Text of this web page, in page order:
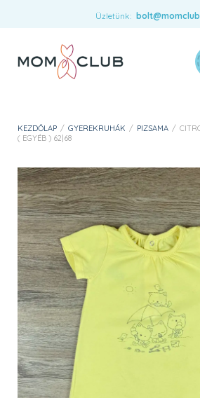
Üzletünk:
KEZDŐLAP / GYEREKRUHÁK / PIZSAMA /
( EGYÉB ) 62|68